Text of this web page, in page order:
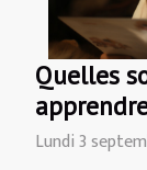
Quelles
Lundi 3